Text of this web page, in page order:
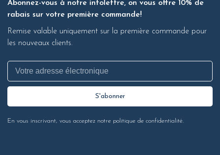
Abonnez-vous à notre infolettre, on vous offre 10% de
rabais sur votre première commande!
Remise valable uniquement sur la première commande pour
les nouveaux clients.
S'abonner
En vous inscrivant, vous acceptez notre politique de confidentialité.